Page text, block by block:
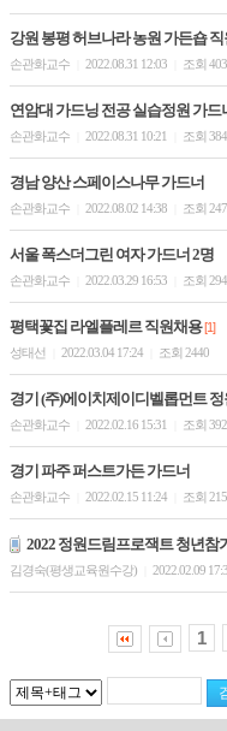
강원 봉평 허브나라 농원 가든숍 직
손관화교수 2022.08.31 12:03 조회
연암대 가드닝 전공 실습정원 가드
손관화교수 2022.08.31 10:21 조회
경남 양산 스페이스나무 가드너
손관화교수 2022.08.02 14:38 조회
서울 폭스더그린 여자 가드너 2명
손관화교수 2022.03.29 16:53 조회
평택꽃집 라엘플레르 직원채용[1]
성태선
2022.03.04 17:24 조회 2440
경기 (주)에이치제이디벨롭먼트
손관화교수 2022.02.16 15:31 조회
경기 파주 퍼스트가든 가드너
손관화교수 2022.02.15 11:24 조회
2022 정원드림프로잭트 청년
김경숙(평생교육원수강) 2022.02.09
1